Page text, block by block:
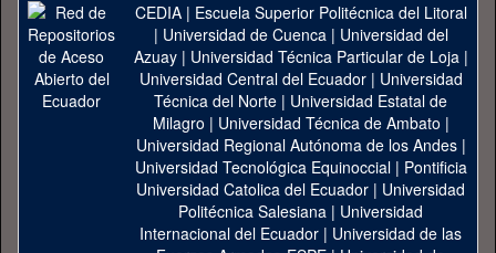
CEDIA| Escuela Superior Politécnica del Litoral
| Universidad de Cuenca| Universidad del
Azuay| Universidad Técnica Particular de Loja|
Universidad Central del Ecuador| Universidad
Técnica del Norte | Universidad Estatal de
Milagro | Universidad Técnica de Ambato |
Universidad Regional Autónoma de los Andes|
Universidad Tecnológica Equinoccial| Pontificia
Universidad Catolica del Ecuador | Universidad
Politécnica Salesiana | Universidad
Internacional del Ecuador | Universidad de las